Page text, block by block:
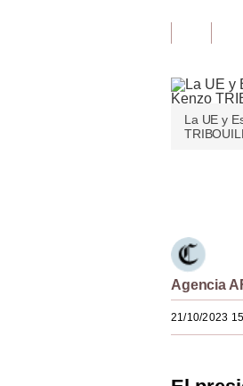
La UE y
Agencia
21/10/2023